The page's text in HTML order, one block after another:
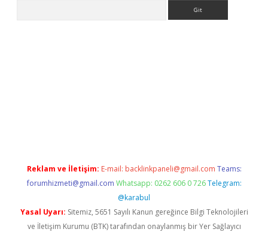
Reklam ve İletişim: E-mail: backlinkpaneli@gmail.com Teams:
forumhizmeti@gmail.com Whatsapp: 0262 606 0 726 Telegram:
@karabul
Yasal Uyarı: Sitemiz, 5651 Sayılı Kanun gereğince Bilgi Teknolojileri
ve İletişim Kurumu (BTK) tarafından onaylanmış bir Yer Sağlayıcı